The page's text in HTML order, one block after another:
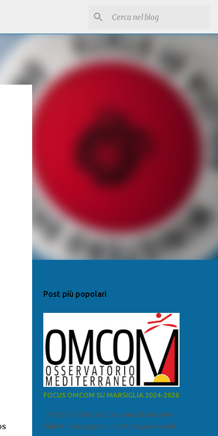
Post più popolari
FOCUS OMCOM SU MARSIGLIA 2024-2026
FOCUS SU MARSIGLIA A cura di Salvatore
Calleri e Giuseppe Lumia Marsiglia è la più